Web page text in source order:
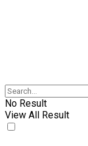
No Result
View All Result